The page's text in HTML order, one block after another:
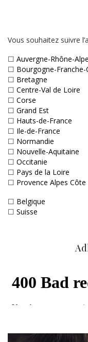
Vous souhaitez suivre
☐ Auvergne-Rhône-
☐ Bourgogne-
☐ Bretagne
☐ Centre-Val de Loire
☐ Corse
☐ Grand Est
☐ Hauts-de-France
☐ Ile-de-France
☐ Normandie
☐ Nouvelle-Aquitaine
☐ Occitanie
☐ Pays de la Loire
☐ Provence Alpes Côte
☐ Belgique
☐ Suisse